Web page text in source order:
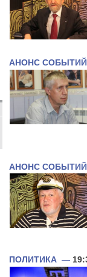
АНОНС СОБЫТИЙ
АНОНС СОБЫТИЙ
ПОЛИТИКА —